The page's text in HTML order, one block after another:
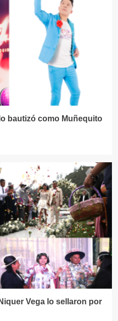
bautizó como Muñequito
Vega lo sellaron por